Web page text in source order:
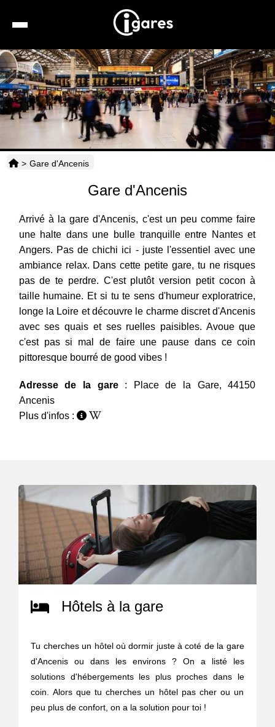
Recherche
Location de voiture
Hôtels
> Gare d'Ancenis
Gare d'Ancenis
Arrivé à la gare d'Ancenis, c'est un peu comme faire
une halte dans une bulle tranquille entre Nantes et
Angers. Pas de chichi ici - juste l'essentiel avec une
ambiance relax. Dans cette petite gare, tu ne risques
pas de te perdre. C'est plutôt version petit cocon à
taille humaine. Et si tu te sens d'humeur exploratrice,
longe la Loire et découvre le charme discret d'Ancenis
avec ses quais et ses ruelles paisibles. Avoue que
c'est pas si mal de faire une pause dans ce coin
pittoresque bourré de good vibes !
Adresse de la gare : Place de la Gare, 44150
Ancenis
Plus d'infos :
Hôtels à la gare
Tu cherches un hôtel où dormir juste à coté de la gare
d'Ancenis ou dans les environs ? On a listé les
solutions d'hébergements les plus proches dans le
coin. Alors que tu cherches un hôtel pas cher ou un
peu plus de confort, on a la solution pour toi !